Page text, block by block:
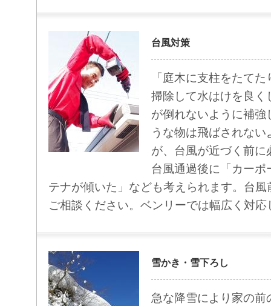
台風対策
「庭木に支柱をたて
掃除して水はけを良く
が倒れないように補
うな物は飛ばされな
が、台風が近づく前
台風通過後に「カー
テナが傾いた」なども考えられます。台
ご相談ください。ベンリーでは幅広く対応
雪かき・雪下ろし
急な降雪により家の